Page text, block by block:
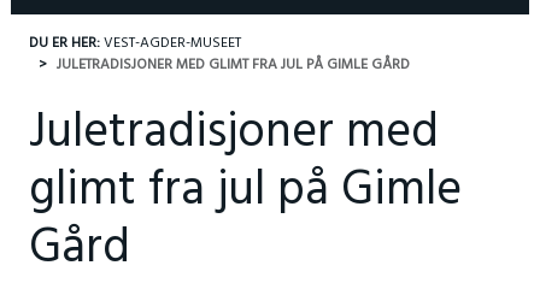
DU ER HER:VEST-AGDER-MUSEET
JULETRADISJONER MED GLIMT FRA JUL PÅ GIMLE GÅRD
Juletradisjoner med
glimt fra jul på Gimle
Gård